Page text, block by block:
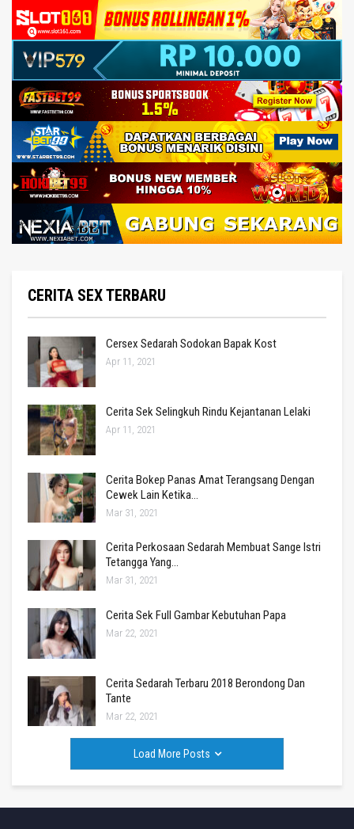
CERITA SEX TERBARU
Cersex Sedarah Sodokan Bapak Kost
Apr 11, 2021
Cerita Sek Selingkuh Rindu Kejantanan Lelaki
Apr 11, 2021
Cerita Bokep Panas Amat Terangsang Dengan
Cewek Lain Ketika…
Mar 31, 2021
Cerita Perkosaan Sedarah Membuat Sange Istri
Tetangga Yang…
Mar 31, 2021
Cerita Sek Full Gambar Kebutuhan Papa
Mar 22, 2021
Cerita Sedarah Terbaru 2018 Berondong Dan
Tante
Mar 22, 2021
Load More Posts